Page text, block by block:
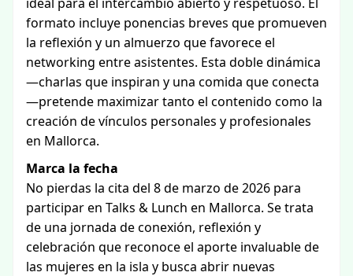
formato incluye ponencias breves que promueven
la reflexión y un almuerzo que favorece el
networking entre asistentes. Esta doble dinámica
—charlas que inspiran y una comida que conecta
—pretende maximizar tanto el contenido como la
creación de vínculos personales y profesionales
en Mallorca.
Marca la fecha
No pierdas la cita del 8 de marzo de 2026 para
participar en Talks & Lunch en Mallorca. Se trata
de una jornada de conexión, reflexión y
celebración que reconoce el aporte invaluable de
las mujeres en la isla y busca abrir nuevas